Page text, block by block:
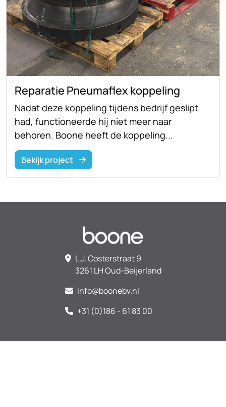
Reparatie Pneumaflex koppeling
Nadat deze koppeling tijdens bedrijf geslipt
had, functioneerde hij niet meer naar
behoren. Boone heeft de koppeling...
Bekijk project
L.J. Costerstraat 9
3261 LH Oud-Beijerland
info@boonebv.nl
+31 (0)186 - 61 83 00